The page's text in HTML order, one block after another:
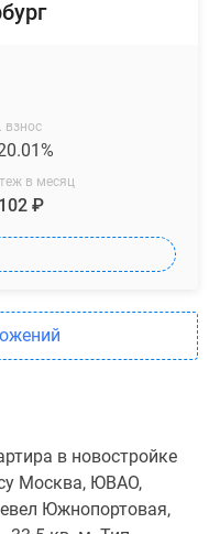
взнос
в месяц
₽
в новостройке
Москва, ЮВАО,
Южнопортовая,